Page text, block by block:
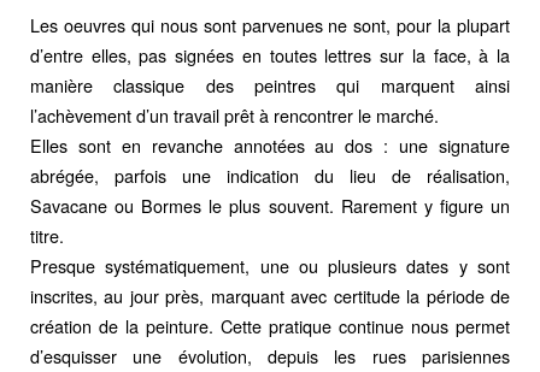
Les oeuvres qui nous sont parvenues ne sont, pour la plupart
d’entre elles, pas signées en toutes lettres sur la face, à la
manière classique des peintres qui marquent ainsi
l’achèvement d’un travail prêt à rencontrer le marché.
Elles sont en revanche annotées au dos : une signature
abrégée, parfois une indication du lieu de réalisation,
Savacane ou Bormes le plus souvent. Rarement y figure un
titre.
Presque systématiquement, une ou plusieurs dates y sont
inscrites, au jour près, marquant avec certitude la période de
création de la peinture. Cette pratique continue nous permet
d’esquisser une évolution, depuis les rues parisiennes